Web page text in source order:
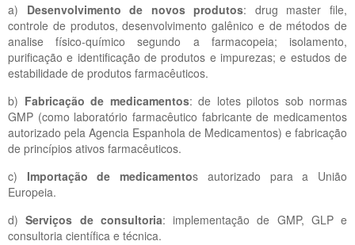
a) Desenvolvimento de novos produtos: drug master file,
controle de produtos, desenvolvimento galênico e de métodos de
analise físico-químico segundo a farmacopeia; isolamento,
purificação e identificação de produtos e impurezas; e estudos de
estabilidade de produtos farmacêuticos.
b) Fabricação de medicamentos: de lotes pilotos sob normas
GMP (como laboratório farmacêutico fabricante de medicamentos
autorizado pela Agencia Espanhola de Medicamentos) e fabricação
de princípios ativos farmacêuticos.
c) Importação de medicamentos autorizado para a União
Europeia.
d)Serviços de consultoria: implementação de GMP, GLP e
consultoria científica e técnica.